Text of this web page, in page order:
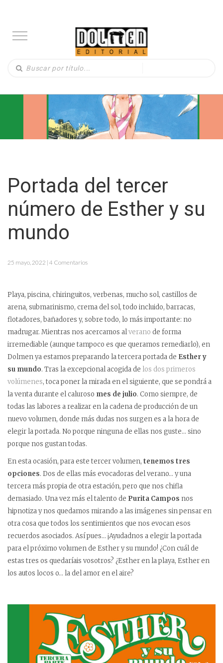
Portada del tercer
número de Esther y su
mundo
25 mayo, 2022 | 4 Comentarios
Playa, piscina, chiringuitos, verbenas, mucho sol, castillos de
arena, submarinismo, crema del sol, todo incluido, barracas,
flotadores, bañadores y, sobre todo, lo más importante: no
madrugar. Mientras nos acercamos alverano de forma
irremediable (aunque tampoco es que queramos remediarlo), en
Dolmen ya estamos preparando la tercera portada de Esther y
su mundo. Tras la excepcional acogida de los dos primeros
volúmenes, toca poner la mirada en el siguiente, que se pondrá a
la venta durante el caluroso mes de julio. Como siempre, de
todas las labores a realizar en la cadena de producción de un
nuevo volumen, donde más dudas nos surgen es a la hora de
elegir la portada. No porque ninguna de ellas nos guste… sino
porque nos gustan todas.
En esta ocasión, para este tercer volumen, tenemos tres
opciones. Dos de ellas más evocadoras del verano… y una
tercera más propia de otra estación, pero que nos chifla
demasiado. Una vez más el talento de Purita Campos nos
hipnotiza y nos quedamos mirando a las imágenes sin pensar en
otra cosa que todos los sentimientos que nos evocan esos
recuerdos asociados. Así pues… ¡Ayudadnos a elegir la portada
para el próximo volumen de Esther y su mundo! ¿Con cuál de
estas tres os quedaríais vosotros? ¿Esther en la playa, Esther en
los autos locos o… la del amor en el aire?